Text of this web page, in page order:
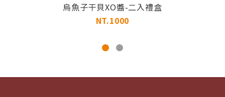
烏魚子干貝XO醬-二入禮盒
NT.1000